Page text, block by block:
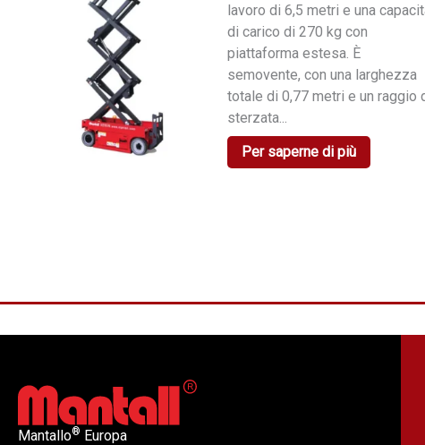
lavoro di 6,5 metri e una
di carico di 270 kg con
piattaforma estesa. È
semovente, con una larghezza
totale di 0,77 metri e un raggio
sterzata...
Per saperne di più
Mantallo® Europa